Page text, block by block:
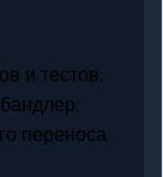
и тестов;
переноса